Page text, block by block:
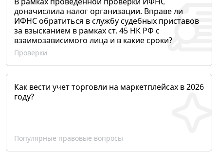
доначислила налог организации. Вправе ли
ИФНС обратиться в службу судебных приставов
за взысканием в рамках ст. 45 НК РФ с
взаимозависимого лица и в какие сроки?
Проверки
Как вести учет торговли на маркетплейсах в 2026
году?
Популярные правовые вопросы